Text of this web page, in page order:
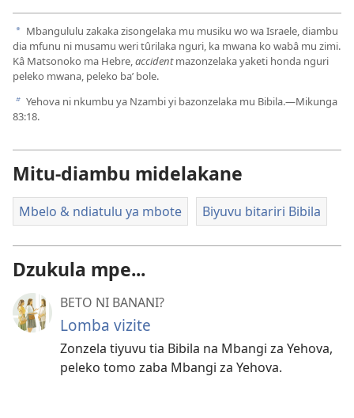
a Mbangululu zakaka zisongelaka mu musiku wo wa Israele, diambu
dia mfunu ni musamu weri tûrilaka nguri, ka mwana ko wabâ mu zimi.
Kâ Matsonoko ma Hebre,accidentmazonzelaka yaketi honda nguri
peleko mwana, peleko ba’ bole.
b Yehova ni nkumbu ya Nzambi yi bazonzelaka mu Bibila.​—Mikunga
83:18.
Mitu-diambu midelakane
Mbelo & ndiatulu ya mbote Biyuvu bitariri Bibila
Dzukula mpe...
BETO NI BANANI?
Lomba vizite
Zonzela tiyuvu tia Bibila na Mbangi za Yehova,
peleko tomo zaba Mbangi za Yehova.